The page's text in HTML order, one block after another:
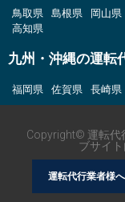
鳥取県 島根県 岡山県
高知県
九州・沖縄の運転
福岡県 佐賀県 長崎県
Copyright© 運転代
ブサイ
運転代行業者様へ